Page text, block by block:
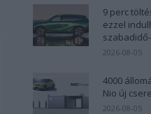
9 perc
ezzel
2026-08-05
4000
Nio új
2026-08-05